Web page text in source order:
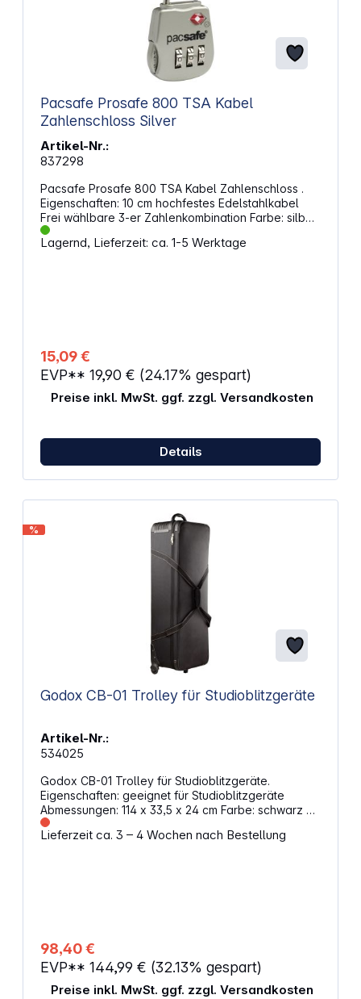
Pacsafe Prosafe 800 TSA Kabel
Zahlenschloss Silver
Artikel-Nr.:
837298
Pacsafe Prosafe 800 TSA Kabel Zahlenschloss .
Eigenschaften: 10 cm hochfestes Edelstahlkabel
Frei wählbare 3-er Zahlenkombination Farbe: silber
Abmessungen (H x B x T): 3,3 x 8 x 1 cm
Lagernd, Lieferzeit: ca. 1-5 Werktage
15,09 €
EVP** 19,90 € (24.17% gespart)
Preise inkl. MwSt. ggf. zzgl. Versandkosten
Details
%
Godox CB-01 Trolley für Studioblitzgeräte
Artikel-Nr.:
534025
Godox CB-01 Trolley für Studioblitzgeräte.
Eigenschaften: geeignet für Studioblitzgeräte
Abmessungen: 114 x 33,5 x 24 cm Farbe: schwarz mit
Tragegriff und -gurten
Lieferzeit ca. 3 – 4 Wochen nach Bestellung
98,40 €
EVP** 144,99 € (32.13% gespart)
Preise inkl. MwSt. ggf. zzgl. Versandkosten